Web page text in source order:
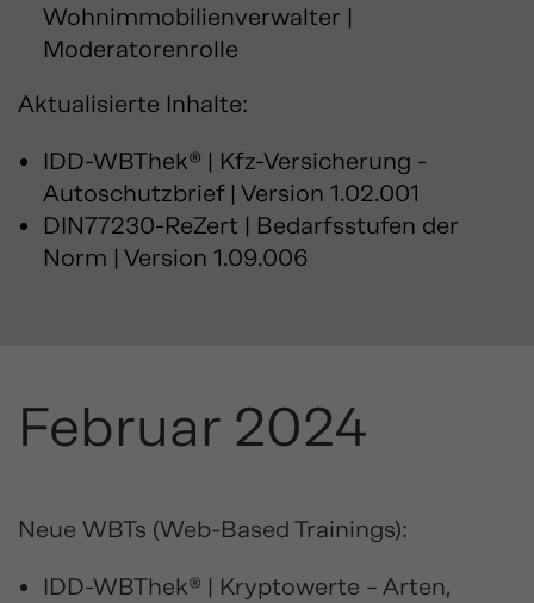
Wohnimmobilienverwalter |
Moderatorenrolle
Aktualisierte Inhalte:
IDD-WBThek® | Kfz-Versicherung -
Autoschutzbrief | Version 1.02.001
DIN77230-ReZert | Bedarfsstufen der
Norm | Version 1.09.006
Februar 2024
Neue WBTs (Web-Based Trainings):
IDD-WBThek® | Kryptowerte – Arten,